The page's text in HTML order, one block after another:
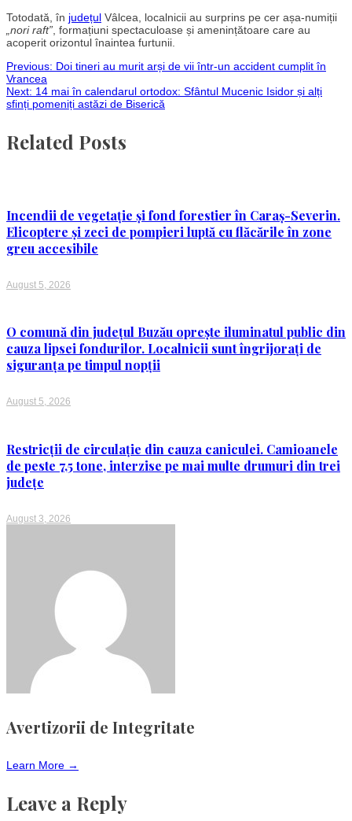
Totodată, în județul Vâlcea, localnicii au surprins pe cer așa-numiții
„nori raft”, formațiuni spectaculoase și amenințătoare care au
acoperit orizontul înaintea furtunii.
Post
navigation
Previous: Doi tineri au murit arși de vii într-un accident cumplit în
Vrancea
Next: 14 mai în calendarul ortodox: Sfântul Mucenic Isidor și alți
sfinți pomeniți astăzi de Biserică
Related Posts
Incendii de vegetație și fond forestier în Caraș-Severin.
Elicoptere și zeci de pompieri luptă cu flăcările în zone
greu accesibile
August 5, 2026
O comună din județul Buzău oprește iluminatul public din
cauza lipsei fondurilor. Localnicii sunt îngrijorați de
siguranța pe timpul nopții
August 5, 2026
Restricții de circulație din cauza caniculei. Camioanele
de peste 7,5 tone, interzise pe mai multe drumuri din trei
județe
August 3, 2026
Avertizorii de Integritate
Learn More →
Leave a Reply